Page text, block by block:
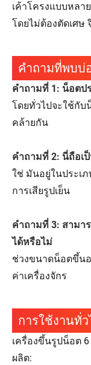
เค้าโครงแบบหลา
โดยไม่ต้องตัดเศ
คำถามที่พบบ่
คำถามที่ 1: น็อตป
โดยทั่วไปจะใช้กั
คล้ายกัน
คำถามที่ 2: นี่ถือเ
ใช่ มันอยู่ในประเ
การเสียรูปเย็น
คำถามที่ 3: สามา
ได้หรือไม่
ช่วงขนาดน็อตขึ้น
ค่าเครื่องจักร
การใช้งานทั่ว
เครื่องขึ้นรูปน็อต
ผลิต: